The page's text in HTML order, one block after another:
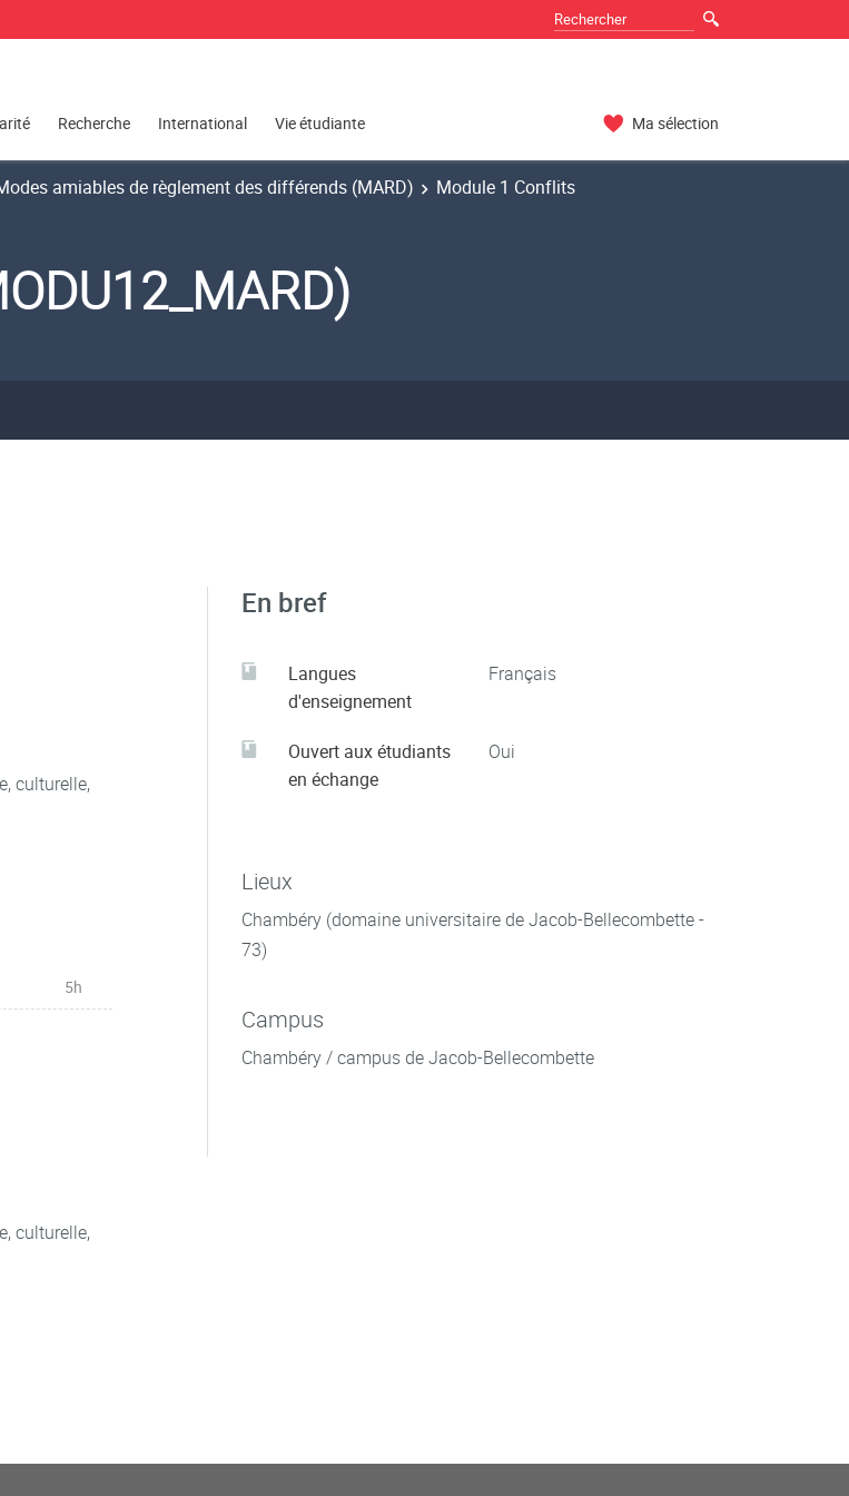
Recherche International Vie étudiante Ma sélection
amiables de règlement des différends (MARD)
Module 1 Conflits
culturelle,
5h
culturelle,
En bref
Langues
d'enseignement
Français
Ouvert aux étudiants
en échange
Oui
Lieux
Chambéry (domaine universitaire de Jacob-Bellecombette -
73)
Campus
Chambéry / campus de Jacob-Bellecombette